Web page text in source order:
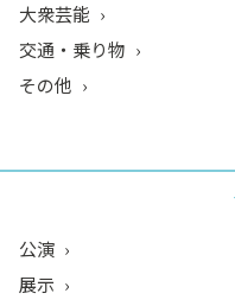
大衆芸能
交通・乗り物
その他
公演
展示